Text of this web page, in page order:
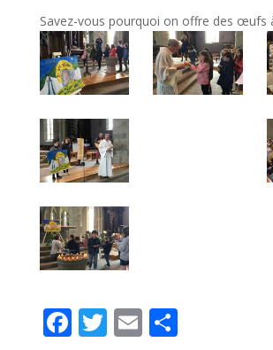
Savez-vous pourquoi on offre des œufs
F T E P